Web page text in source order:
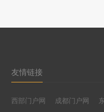
友情链接
西部门户网 成都门户网